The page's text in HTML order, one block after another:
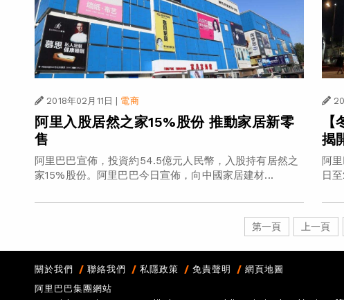
2018年02月11日 | 電商
阿里入股居然之家15%股份 推動家居新零
售
阿里巴巴宣佈，投資約54.5億元人民幣，入股持有居然之
家15%股份。阿里巴巴今日宣佈，向中國家居建材...
揭
阿
日
第一頁 上一頁
關於我們 聯絡我們 私隱政策 免責聲明
網頁地圖
阿里巴巴集團網站